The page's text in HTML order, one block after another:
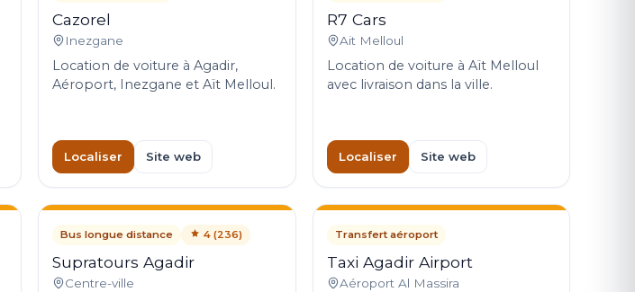
Cazorel
Inezgane
Location de voiture à Agadir,
Aéroport, Inezgane et Aït Melloul.
Localiser Site web
R7 Cars
Ait Melloul
Location de voiture à Aït Melloul
avec livraison dans la ville.
Localiser Site web
Bus longue distance 4 (236)
Supratours Agadir
Centre-ville
Transfert aéroport
Taxi Agadir Airport
Aéroport Al Massira